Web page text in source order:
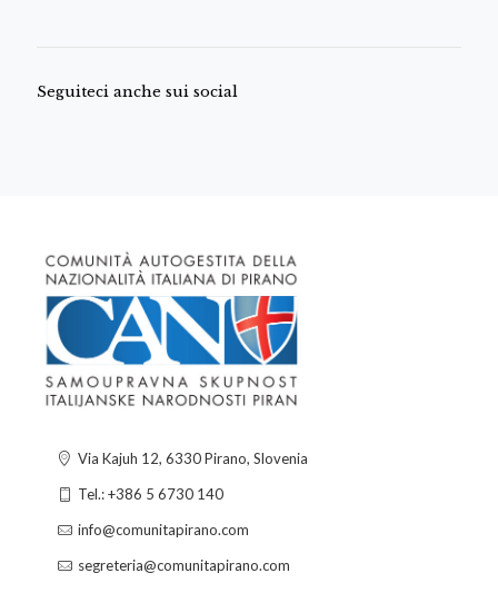
Seguiteci anche sui social
Via Kajuh 12, 6330 Pirano, Slovenia
Tel.: +386 5 6730 140
info@comunitapirano.com
segreteria@comunitapirano.com